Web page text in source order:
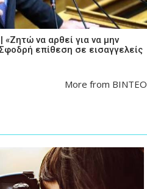
«Ζητώ να αρθεί για να μην
επίθεση σε εισαγγελείς
More from ΒΙΝΤΕΟ